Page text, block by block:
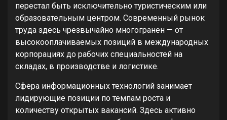
перестал быть исключительно туристическим или
образовательным центром. Современный рынок
труда здесь чрезвычайно многогранен — от
высокооплачиваемых позиций в международных
корпорациях до рабочих специальностей на
складах, в производстве и логистике.
Сфера информационных технологий занимает
лидирующие позиции по темпам роста и
количеству открытых вакансий. Здесь активно